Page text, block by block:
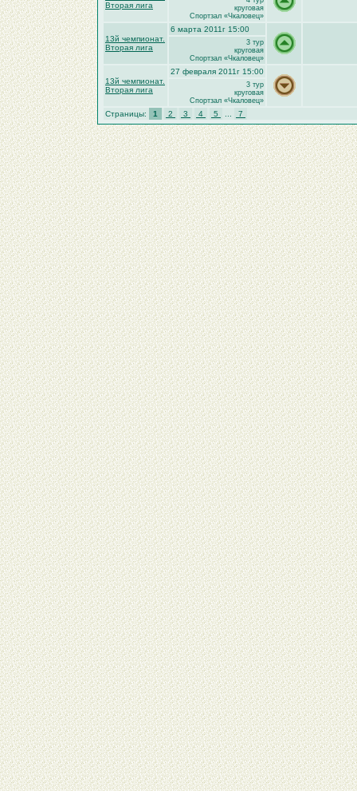
Вторая лига
круговая
Спортзал «Чкаловец»
13й чемпионат.
Вторая лига
6 марта 2011г 15:00
3 тур
круговая
Спортзал «Чкаловец»
13й чемпионат.
Вторая лига
27 февраля 2011г 15:00
3 тур
круговая
Спортзал «Чкаловец»
Страницы: 1 2 3 4 5 7